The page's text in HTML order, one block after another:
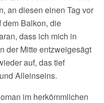
an diesen einen Tag vor
Balkon, die
dass ich mich in
der Mitte entzweigesägt
auf, das tief
Alleinseins.
im herkömmlichen